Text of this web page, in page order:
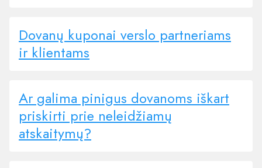
Dovanų kuponai verslo partneriams
ir klientams
Ar galima pinigus dovanoms iškart
priskirti prie neleidžiamų
atskaitymų?